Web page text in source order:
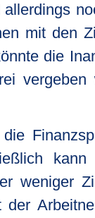
mit den
die
kann
weniger